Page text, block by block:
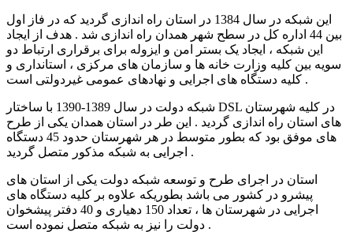
این شبکه در سال 1384 در استان راه اندازی گردید که در فاز اول
بین 44 اداره کل در سطح شهر همدان راه اندازی شد . هدف از ایجاد
این شبکه ، ایجاد یک بستر امن و ایزوله برای برقراری ارتباط دو
سویه بین کلیه وزارت خانه ها و سازمان های مرکزی ، استانداری و
کلیه دستگاه های اجرایی و نهادهای عمومی غیردولتی است .
شبکه دولت در سال 1389-1390 با ساختار DSL در کلیه شهرستان
های استان راه اندازی گردید . این طر در استان همدان یکی از طرح
های موفق بود که بطور متوسط در هر شهرستان حدود 45 دستگاه
اجرایی به شبکه مذکور متصل گردید .
استان در اجرای طرح و توسعه شبکه دولت یکی از استان های
پیشرو در کشور می باشد بطوریکه علاوه بر کلیه دستگاه های
اجرایی در شهرستان ها ، تعداد 150 دهیاری و 40 دفتر پیشخوان
دولت را نیز به شبکه متصل نموده است .